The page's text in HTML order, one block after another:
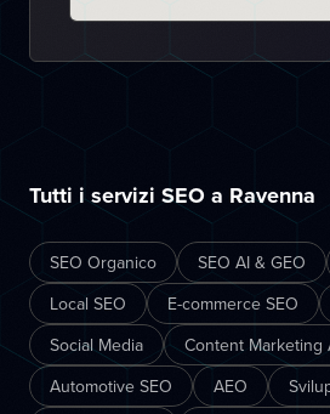
Tutti i servizi SEO a Ravenna
SEO Organico SEO AI & GEO
Local SEO
E-commerce SEO
Social Media
Content Marketing
Automotive SEO
AEO